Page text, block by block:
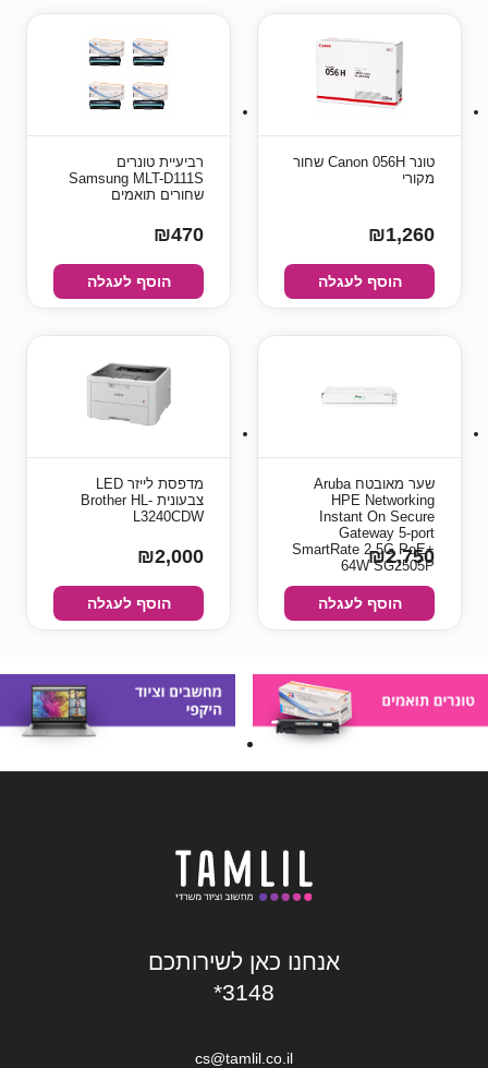
טונר Canon 056H שחור
מקורי
₪1,260
הוסף לעגלה
רביעיית טונרים
Samsung MLT-D111S
שחורים תואמים
₪470
הוסף לעגלה
שער מאובטח Aruba
HPE Networking
Instant On Secure
Gateway 5-port
SmartRate 2.5G PoE+
64W SG2505P
₪2,750
הוסף לעגלה
מדפסת לייזר LED
צבעונית Brother HL-
L3240CDW
₪2,000
הוסף לעגלה
אנחנו כאן לשירותכם
*3148
cs@tamlil.co.il